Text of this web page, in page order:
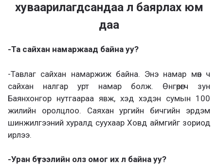
хуваарилагдсандаа л баярлах юм
даа
-Та сайхан намаржаад байна уу?
-Тавлаг сайхан намаржиж байна. Энэ намар мөн ч
сайхан налгар урт намар болж. Өнгөрөгч зун
Баянхонгор нутгаараа явж, хэд хэдэн сумын 100
жилийн оролцлоо. Саяхан ургийн бичгийн эрдэм
шинжилгээний хуралд суухаар Ховд аймгийг зориод
ирлээ.
-Уран бүтээлийн олз омог их л байна уу?